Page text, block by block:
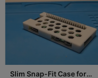
Slim Snap-Fit Case for